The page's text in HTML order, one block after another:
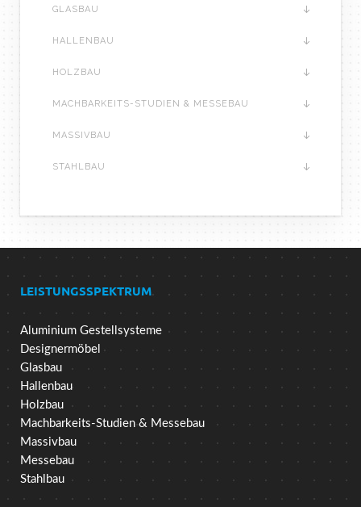
GLASBAU
HALLENBAU
HOLZBAU
MACHBARKEITS-STUDIEN & MESSEBAU
MASSIVBAU
STAHLBAU
LEISTUNGSSPEKTRUM
Aluminium Gestellsysteme
Designermöbel
Glasbau
Hallenbau
Holzbau
Machbarkeits-Studien & Messebau
Massivbau
Messebau
Stahlbau